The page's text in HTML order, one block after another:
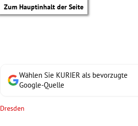
Zum Hauptinhalt der Seite
Wählen Sie KURIER als bevorzugte
Google-Quelle
Dresden